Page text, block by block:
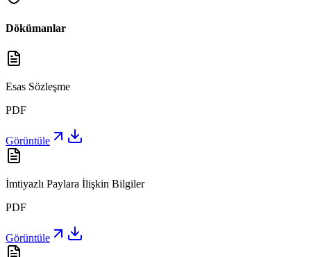
Dökümanlar
Esas Sözleşme
PDF
Görüntüle
İmtiyazlı Paylara İlişkin Bilgiler
PDF
Görüntüle